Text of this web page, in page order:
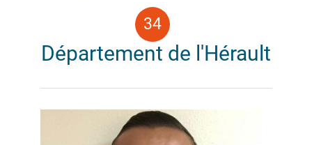
Département de l'Hérault